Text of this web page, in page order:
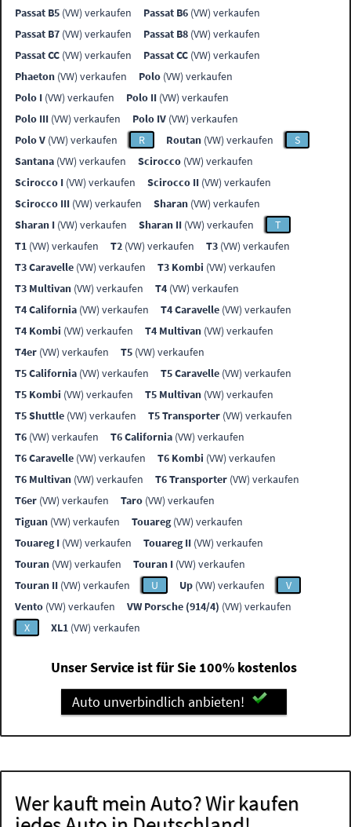
Passat B5 (VW) verkaufen Passat B6 (VW) verkaufen
Passat B7 (VW) verkaufen Passat B8 (VW) verkaufen
Passat CC (VW) verkaufen Passat CC (VW) verkaufen
Phaeton (VW) verkaufen Polo (VW) verkaufen
Polo I (VW) verkaufen Polo II (VW) verkaufen
Polo III (VW) verkaufen Polo IV (VW) verkaufen
Polo V (VW) verkaufen R Routan (VW) verkaufen
S
Santana (VW) verkaufen Scirocco (VW) verkaufen
Scirocco I (VW) verkaufen Scirocco II (VW) verkaufen
Scirocco III (VW) verkaufen Sharan (VW) verkaufen
Sharan I (VW) verkaufen Sharan II (VW) verkaufen
T
T1 (VW) verkaufen T2 (VW) verkaufen T3 (VW) verkaufen
T3 Caravelle (VW) verkaufen T3 Kombi (VW) verkaufen
T3 Multivan (VW) verkaufen T4 (VW) verkaufen
T4 California (VW) verkaufen T4 Caravelle (VW) verkaufen
T4 Kombi (VW) verkaufen T4 Multivan (VW) verkaufen
T4er (VW) verkaufen T5 (VW) verkaufen
T5 California (VW) verkaufen T5 Caravelle (VW) verkaufen
T5 Kombi (VW) verkaufen T5 Multivan (VW) verkaufen
T5 Shuttle (VW) verkaufen T5 Transporter (VW) verkaufen
T6 (VW) verkaufen T6 California (VW) verkaufen
T6 Caravelle (VW) verkaufen T6 Kombi (VW) verkaufen
T6 Multivan (VW) verkaufen T6 Transporter (VW) verkaufen
T6er (VW) verkaufen Taro (VW) verkaufen
Tiguan (VW) verkaufen Touareg(VW) verkaufen
Touareg I (VW) verkaufen Touareg II (VW) verkaufen
Touran (VW) verkaufen Touran I (VW) verkaufen
Touran II (VW) verkaufen U Up (VW) verkaufen
V
Vento (VW) verkaufen VW Porsche (914/4) (VW) verkaufen
X
XL1 (VW) verkaufen
Unser Service ist für Sie 100% kostenlos
Auto unverbindlich anbieten!
Wer kauft mein Auto? Wir kaufen